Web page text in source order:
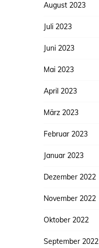
August 2023
Juli 2023
Juni 2023
Mai 2023
April 2023
März 2023
Februar 2023
Januar 2023
Dezember 2022
November 2022
Oktober 2022
September 2022